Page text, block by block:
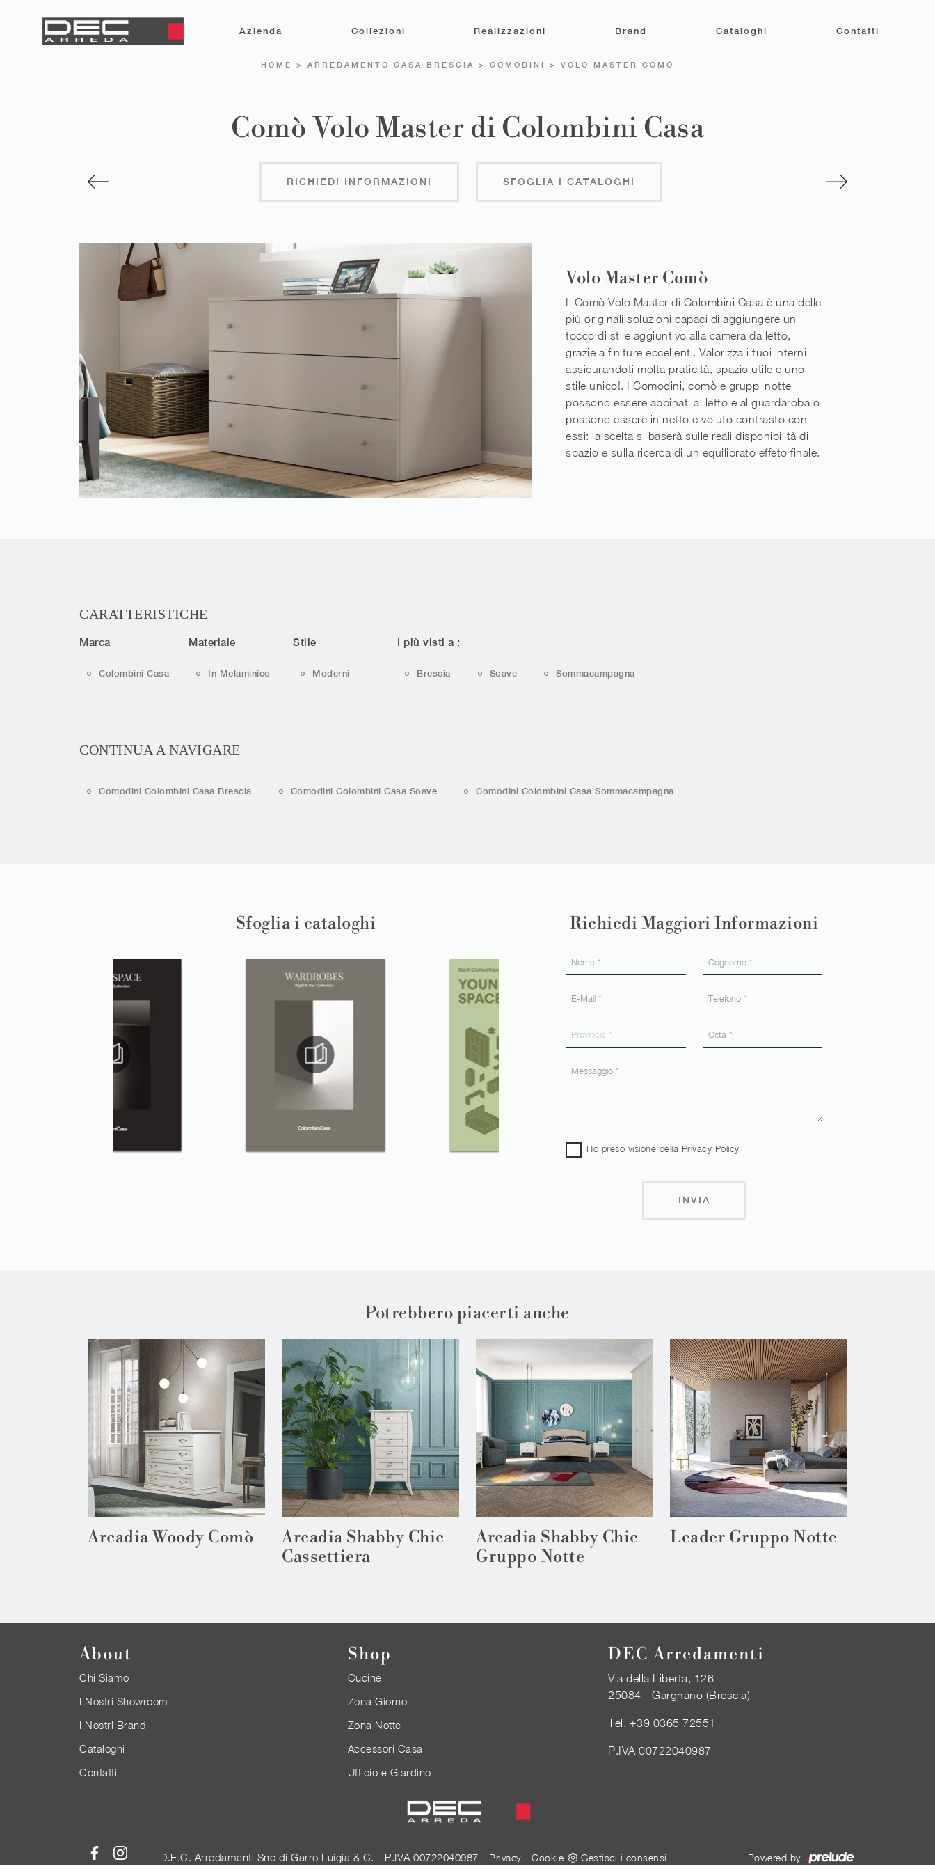
Azienda Collezioni Realizzazioni Brand Cataloghi Contatti
HOME > ARREDAMENTO CASA BRESCIA > COMODINI > VOLO MASTER COMÒ
Comò Volo Master di Colombini Casa
RICHIEDI INFORMAZIONI SFOGLIA I CATALOGHI
Volo Master Comò
Il Comò Volo Master di Colombini Casa è una delle
più originali soluzioni capaci di aggiungere un
tocco di stile aggiuntivo alla camera da letto,
grazie a finiture eccellenti. Valorizza i tuoi interni
assicurandoti molta praticità, spazio utile e uno
stile unico!. I Comodini, comò e gruppi notte
possono essere abbinati al letto e al guardaroba o
possono essere in netto e voluto contrasto con
essi: la scelta si baserà sulle reali disponibilità di
spazio e sulla ricerca di un equilibrato effeto finale.
CARATTERISTICHE
Marca
Colombini Casa
Materiale
In Melaminico
Stile
Moderni
I più visti a :
Brescia Soave Sommacampagna
CONTINUA A NAVIGARE
Comodini Colombini Casa Brescia Comodini Colombini Casa Soave Comodini Colombini Casa Sommacampagna
Sfoglia i cataloghi Richiedi Maggiori Informazioni
Ho preso visione della Privacy Policy
INVIA
Potrebbero piacerti anche
Arcadia Woody Comò
Arcadia Shabby Chic
Cassettiera
Arcadia Shabby Chic
Gruppo Notte
Leader Gruppo Notte
About
Chi Siamo
I Nostri Showroom
I Nostri Brand
Cataloghi
Contatti
Shop
Cucine
Zona Giorno
Zona Notte
Accessori Casa
Ufficio e Giardino
DEC Arredamenti
Via della Liberta, 126
25084 - Gargnano (Brescia)
Tel. +39 0365 72551
P.IVA 00722040987
D.E.C. Arredamenti Snc di Garro Luigia & C. - P.IVA 00722040987 - Privacy- Cookie Gestisci i consensi Powered by